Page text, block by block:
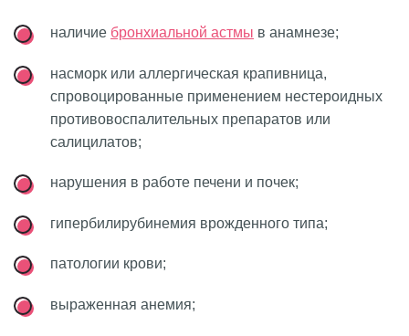
наличие бронхиальной астмы в анамнезе;
насморк или аллергическая крапивница,
спровоцированные применением нестероидных
противовоспалительных препаратов или
салицилатов;
нарушения в работе печени и почек;
гипербилирубинемия врожденного типа;
патологии крови;
выраженная анемия;